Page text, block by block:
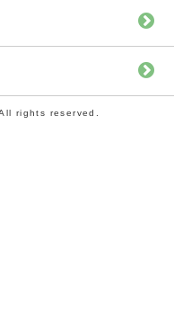
rights reserved.